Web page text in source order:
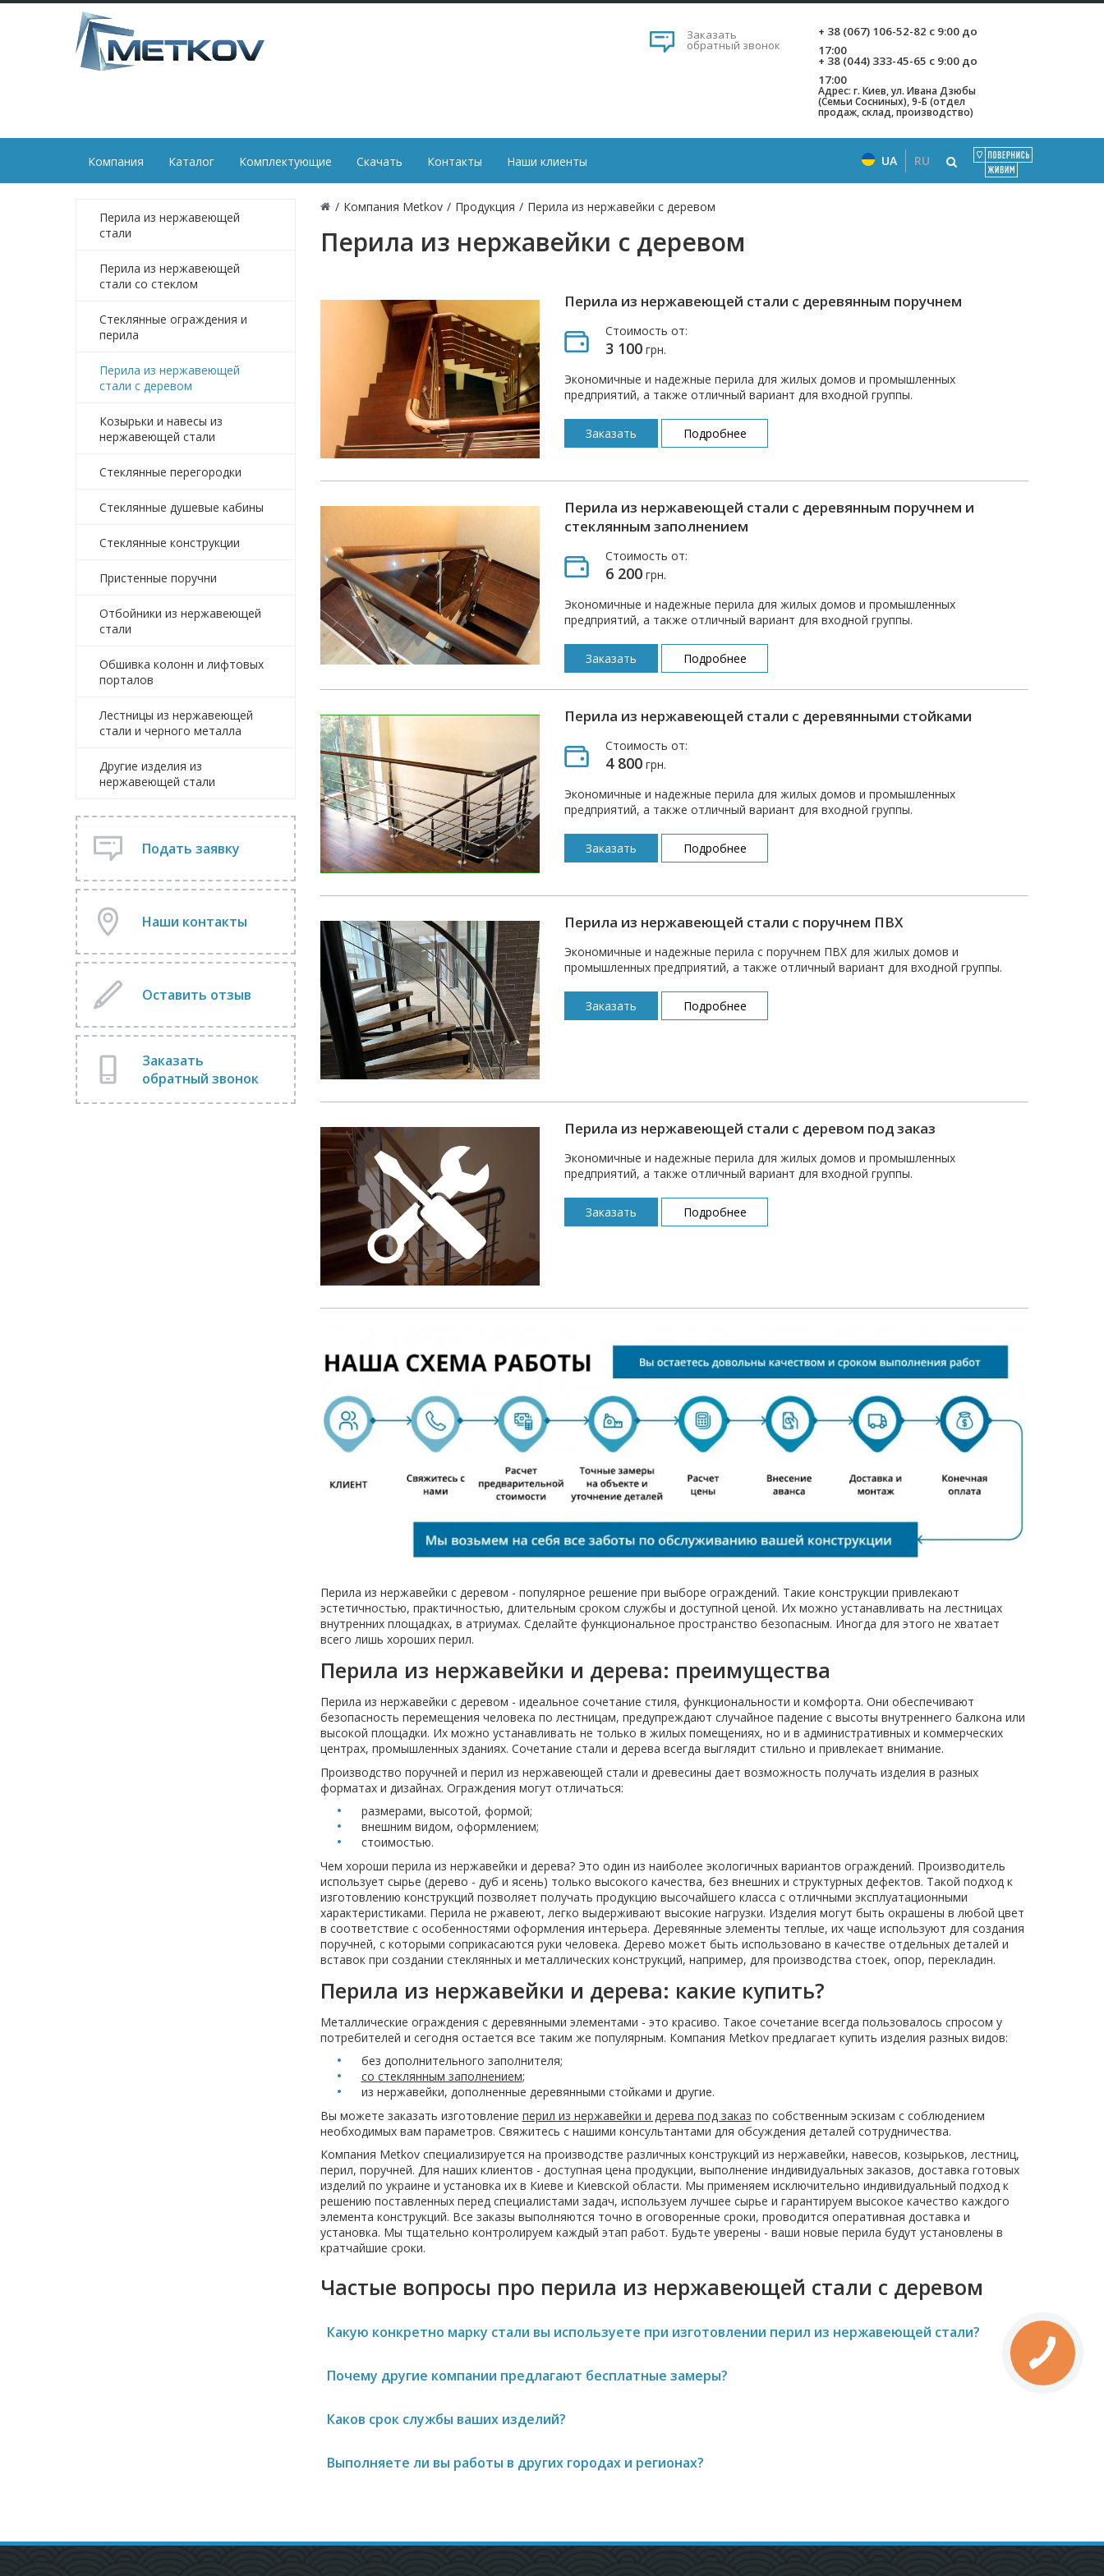
Заказать
обратный звонок
+ 38 (067) 106-52-82 с 9:00 до
17:00
+ 38 (044) 333-45-65 с 9:00 до
17:00
Адрес: г. Киев, ул. Ивана Дзюбы
(Семьи Сосниных), 9-Б (отдел
продаж, склад, производство)
Компания Каталог Комплектующие Скачать Контакты Наши клиенты UA RU
/ Компания Metkov / Продукция / Перила из нержавейки с деревом
Перила из нержавейки с деревом
Перила из нержавеющей
стали
Перила из нержавеющей
стали со стеклом
Стеклянные ограждения и
перила
Перила из нержавеющей
стали с деревом
Козырьки и навесы из
нержавеющей стали
Стеклянные перегородки
Стеклянные душевые кабины
Стеклянные конструкции
Пристенные поручни
Отбойники из нержавеющей
стали
Обшивка колонн и лифтовых
порталов
Лестницы из нержавеющей
стали и черного металла
Другие изделия из
нержавеющей стали
Подать заявку
Наши контакты
Оставить отзыв
Заказать
обратный звонок
Перила из нержавеющей стали с деревянным поручнем
Стоимость от:
3 100грн.
Экономичные и надежные перила для жилых домов и промышленных
предприятий, а также отличный вариант для входной группы.
Заказать Подробнее
Перила из нержавеющей стали с деревянным поручнем и
стеклянным заполнением
Стоимость от:
6 200грн.
Экономичные и надежные перила для жилых домов и промышленных
предприятий, а также отличный вариант для входной группы.
Заказать Подробнее
Перила из нержавеющей стали с деревянными стойками
Стоимость от:
4 800грн.
Экономичные и надежные перила для жилых домов и промышленных
предприятий, а также отличный вариант для входной группы.
Заказать Подробнее
Перила из нержавеющей стали с поручнем ПВХ
Экономичные и надежные перила с поручнем ПВХ для жилых домов и
промышленных предприятий, а также отличный вариант для входной группы.
Заказать Подробнее
Перила из нержавеющей стали с деревом под заказ
Экономичные и надежные перила для жилых домов и промышленных
предприятий, а также отличный вариант для входной группы.
Заказать Подробнее
Перила из нержавейки с деревом - популярное решение при выборе ограждений. Такие конструкции привлекают
эстетичностью, практичностью, длительным сроком службы и доступной ценой. Их можно устанавливать на лестницах
внутренних площадках, в атриумах. Сделайте функциональное пространство безопасным. Иногда для этого не хватает
всего лишь хороших перил.
Перила из нержавейки и дерева: преимущества
Перила из нержавейки с деревом - идеальное сочетание стиля, функциональности и комфорта. Они обеспечивают
безопасность перемещения человека по лестницам, предупреждают случайное падение с высоты внутреннего балкона или
высокой площадки. Их можно устанавливать не только в жилых помещениях, но и в административных и коммерческих
центрах, промышленных зданиях. Сочетание стали и дерева всегда выглядит стильно и привлекает внимание.
Производство поручней и перил из нержавеющей стали и древесины дает возможность получать изделия в разных
форматах и дизайнах. Ограждения могут отличаться:
размерами, высотой, формой;
внешним видом, оформлением;
стоимостью.
Чем хороши перила из нержавейки и дерева? Это один из наиболее экологичных вариантов ограждений. Производитель
использует сырье (дерево - дуб и ясень) только высокого качества, без внешних и структурных дефектов. Такой подход к
изготовлению конструкций позволяет получать продукцию высочайшего класса с отличными эксплуатационными
характеристиками. Перила не ржавеют, легко выдерживают высокие нагрузки. Изделия могут быть окрашены в любой цвет
в соответствие с особенностями оформления интерьера. Деревянные элементы теплые, их чаще используют для создания
поручней, с которыми соприкасаются руки человека. Дерево может быть использовано в качестве отдельных деталей и
вставок при создании стеклянных и металлических конструкций, например, для производства стоек, опор, перекладин.
Перила из нержавейки и дерева: какие купить?
Металлические ограждения с деревянными элементами - это красиво. Такое сочетание всегда пользовалось спросом у
потребителей и сегодня остается все таким же популярным. Компания Metkov предлагает купить изделия разных видов:
без дополнительного заполнителя;
со стеклянным заполнением;
из нержавейки, дополненные деревянными стойками и другие.
Вы можете заказать изготовление перил из нержавейки и дерева под заказ по собственным эскизам с соблюдением
необходимых вам параметров. Свяжитесь с нашими консультантами для обсуждения деталей сотрудничества.
Компания Metkov специализируется на производстве различных конструкций из нержавейки, навесов, козырьков, лестниц,
перил, поручней. Для наших клиентов - доступная цена продукции, выполнение индивидуальных заказов, доставка готовых
изделий по украине и установка их в Киеве и Киевской области. Мы применяем исключительно индивидуальный подход к
решению поставленных перед специалистами задач, используем лучшее сырье и гарантируем высокое качество каждого
элемента конструкций. Все заказы выполняются точно в оговоренные сроки, проводится оперативная доставка и
установка. Мы тщательно контролируем каждый этап работ. Будьте уверены - ваши новые перила будут установлены в
кратчайшие сроки.
Частые вопросы про перила из нержавеющей стали с деревом
Какую конкретно марку стали вы используете при изготовлении перил из нержавеющей стали?
Почему другие компании предлагают бесплатные замеры?
Каков срок службы ваших изделий?
Выполняете ли вы работы в других городах и регионах?